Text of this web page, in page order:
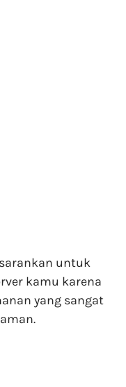
untuk
kamu karena
yang sangat